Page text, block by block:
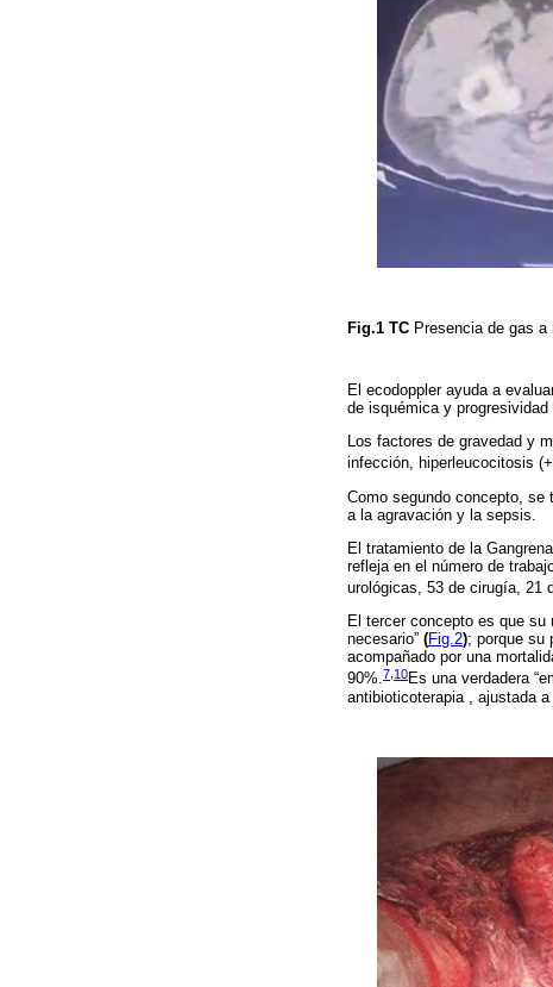
Fig.1 TC Presencia de gas
El ecodoppler ayuda a
de isquémica y progresividad
Los factores de gravedad y
infección, hiperleucocitosis
Como segundo concepto, se
a la agravación y la sepsis.
El tratamiento de la
refleja en el número de
urológicas, 53 de cirugía, 21
El tercer concepto es que su
necesario” (Fig.2); porque su
acompañado por una
90%.7 10Es una verdadera
antibioticoterapia , ajustada